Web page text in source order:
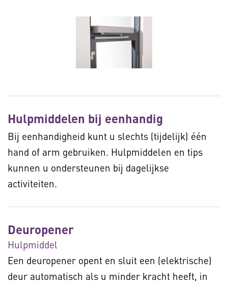
Hulpmiddelen bij eenhandig
Bij eenhandigheid kunt u slechts (tijdelijk) één
hand of arm gebruiken. Hulpmiddelen en tips
kunnen u ondersteunen bij dagelijkse
activiteiten.
Deuropener
Hulpmiddel
Een deuropener opent en sluit een (elektrische)
deur automatisch als u minder kracht heeft, in